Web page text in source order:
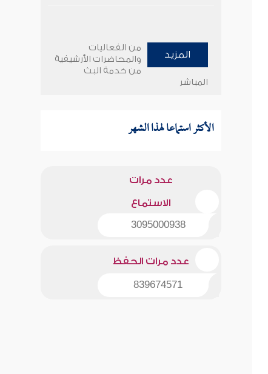
المزيد
من الفعاليات
والمحاضرات الأرشيفية
من خدمة البث
المباشر
الأكثر استماعا لهذا الشهر
عدد مرات
الاستماع
3095000938
عدد مرات الحفظ
839674571